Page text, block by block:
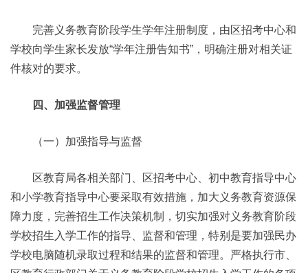
完善义务教育阶段学生学年注册制度，由区招考中心和
学校向学生家长发放“学年注册告知书”，明确注册对相关证
件核对的要求。
四、加强监督管理
（一）加强指导与监督
区教育局各相关部门、区招考中心、初中教育指导中心
和小学教育指导中心要采取有效措施，加大义务教育资源保
障力度，完善招生工作决策机制，切实加强对义务教育阶段
学校招生入学工作的指导、监督和管理，特别是要加强民办
学校电脑随机录取过程和结果的监督和管理。严格执行市、